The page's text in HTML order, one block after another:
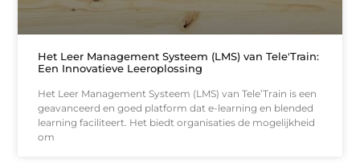
Het Leer Management Systeem (LMS) van Tele'Train:
Een Innovatieve Leeroplossing
Het Leer Management Systeem (LMS) van Tele’Train is een
geavanceerd en goed platform dat e-learning en blended
learning faciliteert. Het biedt organisaties de mogelijkheid
om